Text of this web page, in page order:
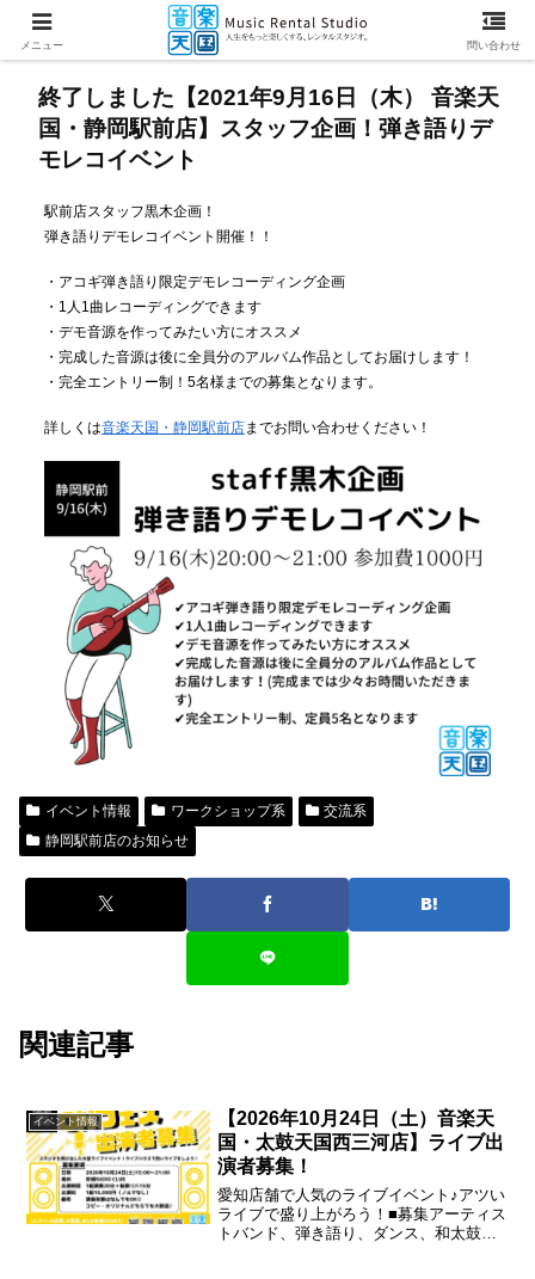
終了しました【2021年9月16日（木） 音楽天
国・静岡駅前店】スタッフ企画！弾き語りデ
モレコイベント
駅前店スタッフ黒木企画！
弾き語りデモレコイベント開催！！
・アコギ弾き語り限定デモレコーディング企画
・1人1曲レコーディングできます
・デモ音源を作ってみたい方にオススメ
・完成した音源は後に全員分のアルバム作品としてお届けします！
・完全エントリー制！5名様までの募集となります。
詳しくは音楽天国・静岡駅前店までお問い合わせください！
イベント情報 ワークショップ系
交流系
静岡駅前店のお知らせ
関連記事
イベント情報
【2026年10月24日（土）音楽天
国・太鼓天国西三河店】ライブ出
演者募集！
愛知店舗で人気のライブイベント♪アツい
ライブで盛り上がろう！■募集アーティス
トバンド、弾き語り、ダンス、和太鼓な
メニュー 問い合わせ